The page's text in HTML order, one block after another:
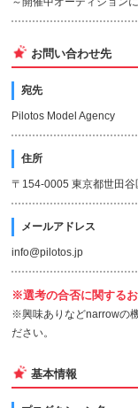
お問い合わせ先
宛先
Pilotos Model Agency
住所
〒154-0005 東京都世田
メールアドレス
info@pilotos.jp
※選考の合否に関する
※興味ありなどnarrowの
ださい。
基本情報